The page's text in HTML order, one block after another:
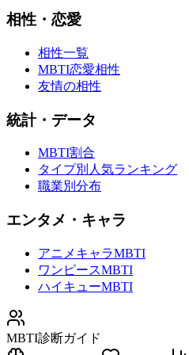
相性・恋愛
相性一覧
MBTI恋愛相性
友情の相性
統計・データ
MBTI割合
タイプ別人気ランキング
職業別分布
エンタメ・キャラ
アニメキャラMBTI
ワンピースMBTI
ハイキューMBTI
MBTI診断ガイド